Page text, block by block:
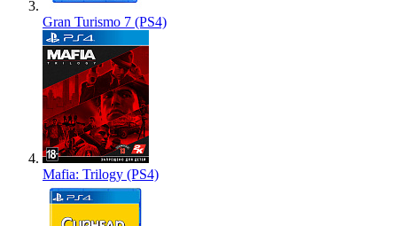
Gran Turismo 7 (PS4)
Mafia: Trilogy (PS4)